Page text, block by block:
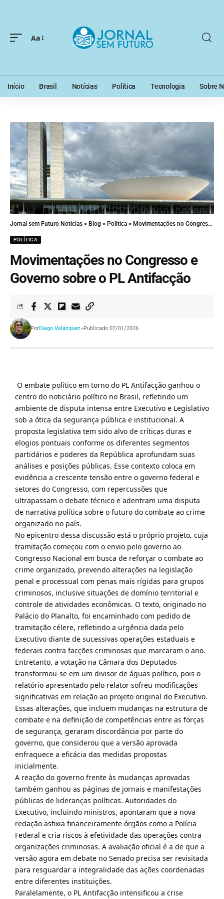
Aa
Início Brasil Notícias Política Tecnologia Sobre
Jornal sem Futuro Notícias > Blog > Política > Movimentações no Congresso e Governo sobre o PL Antifacção
POLÍTICA
Movimentações no Congresso e
Governo sobre o PL Antifacção
PorDiego Velázquez Publicado 07/01/2026
O embate político em torno do PL Antifacção ganhou o
centro do noticiário político no Brasil, refletindo um
ambiente de disputa intensa entre Executivo e Legislativo
sob a ótica da segurança pública e institucional. A
proposta legislativa tem sido alvo de críticas duras e
elogios pontuais conforme os diferentes segmentos
partidários e poderes da República aprofundam suas
análises e posições públicas. Esse contexto coloca em
evidência a crescente tensão entre o governo federal e
setores do Congresso, com repercussões que
ultrapassam o debate técnico e adentram uma disputa
de narrativa política sobre o futuro do combate ao crime
organizado no país.
No epicentro dessa discussão está o próprio projeto, cuja
tramitação começou com o envio pelo governo ao
Congresso Nacional em busca de reforçar o combate ao
crime organizado, prevendo alterações na legislação
penal e processual com penas mais rígidas para grupos
criminosos, inclusive situações de domínio territorial e
controle de atividades econômicas. O texto, originado no
Palácio do Planalto, foi encaminhado com pedido de
tramitação célere, refletindo a urgência dada pelo
Executivo diante de sucessivas operações estaduais e
federais contra facções criminosas que marcaram o ano.
Entretanto, a votação na Câmara dos Deputados
transformou-se em um divisor de águas político, pois o
relatório apresentado pelo relator sofreu modificações
significativas em relação ao projeto original do Executivo.
Essas alterações, que incluem mudanças na estrutura de
combate e na definição de competências entre as forças
de segurança, geraram discordância por parte do
governo, que considerou que a versão aprovada
enfraquece a eficácia das medidas propostas
inicialmente.
A reação do governo frente às mudanças aprovadas
também ganhou as páginas de jornais e manifestações
públicas de lideranças políticas. Autoridades do
Executivo, incluindo ministros, apontaram que a nova
redação asfixia financeiramente órgãos como a Polícia
Federal e cria riscos à efetividade das operações contra
organizações criminosas. A avaliação oficial é a de que a
versão agora em debate no Senado precisa ser revisitada
para resguardar a integralidade das ações coordenadas
entre diferentes instituições.
Paralelamente, o PL Antifacção intensificou a crise